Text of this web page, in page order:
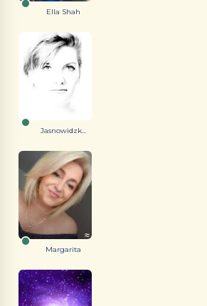
Ella Shah
Jasnowidzk...
Margarita